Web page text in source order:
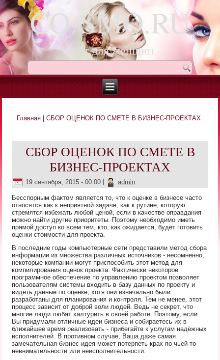
CO-SMO.RU
сайт для женщин
Вы здесь
Главная| СБОР ОЦЕНОК ПО СМЕТЕ В БИЗНЕС-ПРОЕКТАХ
СБОР ОЦЕНОК ПО СМЕТЕ В
БИЗНЕС-ПРОЕКТАХ
19 сентября, 2015 - 00:00 admin
Бесспорным фактом является то, что к оценке в бизнесе часто
относятся как к неприятной задаче, как к рутине, которую
стремятся избежать любой ценой, если в качестве оправдания
можно найти другие приоритеты. Поэтому необходимо иметь
прямой доступ ко всем тем, кто, как ожидается, будет готовить
оценки стоимости для проекта.
В последние годы компьютерные сети представили метод сбора
информации из множества различных источников - несомненно,
некоторые компании могут приспособить этот метод для
компилирования оценок проекта. Фактически некоторое
программное обеспечение по управлению проектом позволяет
пользователям системы входить в базу данных по проекту и
видеть данные по оценке, хотя они изначально были
разработаны для планирования и контроля. Тем не менее, этот
процесс зависит от доброй воли людей. Ведь не секрет, что
многие люди любят халтурить в своей работе. Поэтому, если
Вы придумали отличные идеи бизнеса и собираетесь их в
ближайшее время реализовать - прибегайте к услугам надёжных
исполнителей. В противном случае, Ваша даже самая
замечательная бизнес-идея может потерпеть крах по чьей-то
невнимательности или неисполнительности.